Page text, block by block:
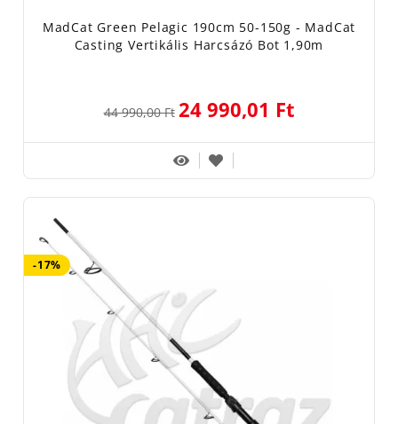
MadCat Green Pelagic 190cm 50-150g - MadCat
Casting Vertikális Harcsázó Bot 1,90m
44 990,00 Ft 24 990,01 Ft
-17%